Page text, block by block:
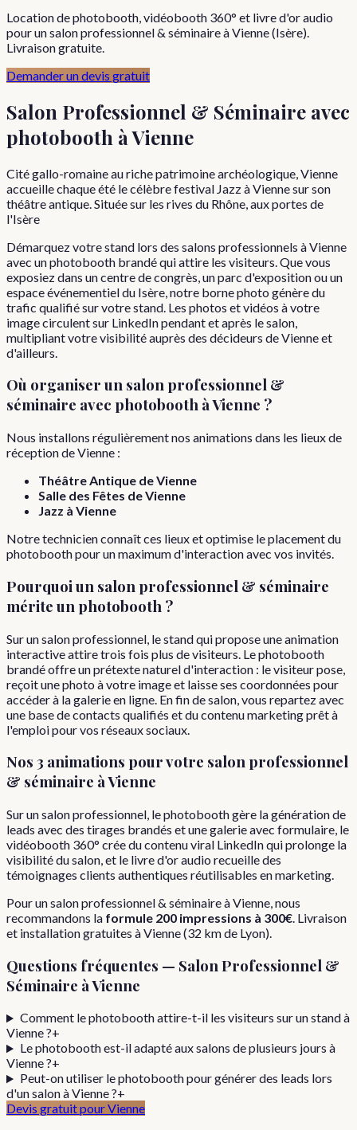
Location de photobooth, vidéobooth 360° et livre d'or audio
pour un salon professionnel & séminaire à Vienne (Isère).
Livraison gratuite.
Demander un devis gratuit
Salon Professionnel & Séminaire avec
photobooth àVienne
Cité gallo-romaine au riche patrimoine archéologique, Vienne
accueille chaque été le célèbre festival Jazz à Vienne sur son
théâtre antique. Située sur les rives du Rhône, aux portes de
l'Isère
Démarquez votre stand lors des salons professionnels à Vienne
avec un photobooth brandé qui attire les visiteurs. Que vous
exposiez dans un centre de congrès, un parc d'exposition ou un
espace événementiel du Isère, notre borne photo génère du
trafic qualifié sur votre stand. Les photos et vidéos à votre
image circulent sur LinkedIn pendant et après le salon,
multipliant votre visibilité auprès des décideurs de Vienne et
d'ailleurs.
Où organiser un salon professionnel &
séminaire avec photobooth àVienne ?
Nous installons régulièrement nos animations dans les lieux de
réception deVienne :
Théâtre Antique de Vienne
Salle des Fêtes de Vienne
Jazz à Vienne
Notre technicien connaît ces lieux et optimise le placement du
photobooth pour un maximum d'interaction avec vos invités.
Pourquoi un salon professionnel & séminaire
mérite un photobooth ?
Sur un salon professionnel, le stand qui propose une animation
interactive attire trois fois plus de visiteurs. Le photobooth
brandé offre un prétexte naturel d'interaction : le visiteur pose,
reçoit une photo à votre image et laisse ses coordonnées pour
accéder à la galerie en ligne. En fin de salon, vous repartez avec
une base de contacts qualifiés et du contenu marketing prêt à
l'emploi pour vos réseaux sociaux.
Nos 3 animations pour votre salon professionnel
& séminaire àVienne
Sur un salon professionnel, le photobooth gère la génération de
leads avec des tirages brandés et une galerie avec formulaire, le
vidéobooth 360° crée du contenu viral LinkedIn qui prolonge la
visibilité du salon, et le livre d'or audio recueille des
témoignages clients authentiques réutilisables en marketing.
Pourunsalon professionnel & séminaireàVienne, nous
recommandons la formule 200 impressions à 300€. Livraison
et installation gratuites àVienne(32 km de Lyon).
Questions fréquentes — Salon Professionnel &
Séminaire àVienne
Comment le photobooth attire-t-il les visiteurs sur un stand à
Vienne ?+
Le photobooth est-il adapté aux salons de plusieurs jours à
Vienne ?+
Peut-on utiliser le photobooth pour générer des leads lors
d'un salon à Vienne ?+
Devis gratuit pourVienne